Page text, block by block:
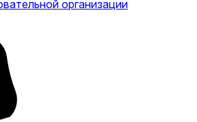
организации